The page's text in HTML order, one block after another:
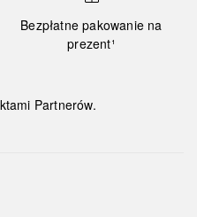
Bezpłatne pakowanie na
prezent¹
Partnerów.